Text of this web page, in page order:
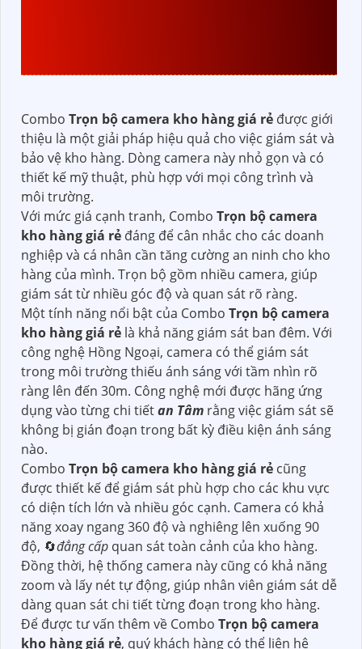
Combo Trọn bộ camera kho hàng giá rẻ được giới
thiệu là một giải pháp hiệu quả cho việc giám sát và
bảo vệ kho hàng. Dòng camera này nhỏ gọn và có
thiết kế mỹ thuật, phù hợp với mọi công trình và
môi trường.
Với mức giá cạnh tranh, Combo Trọn bộ camera
kho hàng giá rẻ đáng để cân nhắc cho các doanh
nghiệp và cá nhân cần tăng cường an ninh cho kho
hàng của mình. Trọn bộ gồm nhiều camera, giúp
giám sát từ nhiều góc độ và quan sát rõ ràng.
Một tính năng nổi bật của Combo Trọn bộ camera
kho hàng giá rẻ là khả năng giám sát ban đêm. Với
công nghệ Hồng Ngoại, camera có thể giám sát
trong môi trường thiếu ánh sáng với tầm nhìn rõ
ràng lên đến 30m. Công nghệ mới được hãng ứng
dụng vào từng chi tiếtan Tâm rằng việc giám sát sẽ
không bị gián đoạn trong bất kỳ điều kiện ánh sáng
nào.
Combo Trọn bộ camera kho hàng giá rẻ cũng
được thiết kế để giám sát phù hợp cho các khu vực
có diện tích lớn và nhiều góc cạnh. Camera có khả
năng xoay ngang 360 độ và nghiêng lên xuống 90
độ, 🔄đẳng cấp quan sát toàn cảnh của kho hàng.
Đồng thời, hệ thống camera này cũng có khả năng
zoom và lấy nét tự động, giúp nhân viên giám sát dễ
dàng quan sát chi tiết từng đoạn trong kho hàng.
Để được tư vấn thêm về Combo Trọn bộ camera
kho hàng giá rẻ, quý khách hàng có thể liên hệ